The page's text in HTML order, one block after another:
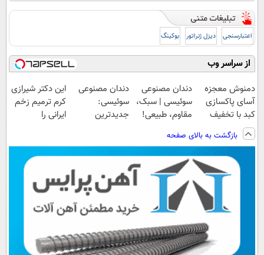
اعتبارسنجی دیزل ژنراتور بوکینگ
از سراسر وب
دمنوش معجزه
آسای پاکسازی
کبد با تخفیف
ویژه
دندان مصنوعی
سوئیسی | سبک،
مقاوم، طبیعی!
رایگان+پرداخت
اقساطی😍
دندان مصنوعی
سوئیسی:
جدیدترین
پرداخت قسطی
این دکتر شیرازی
کرم ترمیم زخم
ایرانی را
بازگشت به بالای صفحه